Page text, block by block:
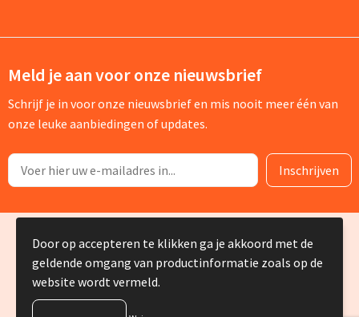
Meld je aan voor onze nieuwsbrief
Schrijf je in voor onze nieuwsbrief en mis nooit meer één van
onze leuke aanbiedingen of updates.
© Copyright Silvia Bruin reclame-advies 2025
Door op accepteren te klikken ga je akkoord met de
geldende omgang van productinformatie zoals op de
website wordt vermeld.